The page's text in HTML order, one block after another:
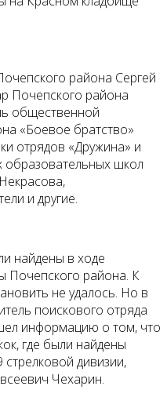
района Сергей
Почепского района
общественной
«Боевое братство»
отрядов «Дружина» и
школ
и другие.
найдены в ходе
Почепского района. К
не удалось. Но в
поискового отряда
информацию о том, что
где были найдены
стрелковой дивизии,
Чехарин.